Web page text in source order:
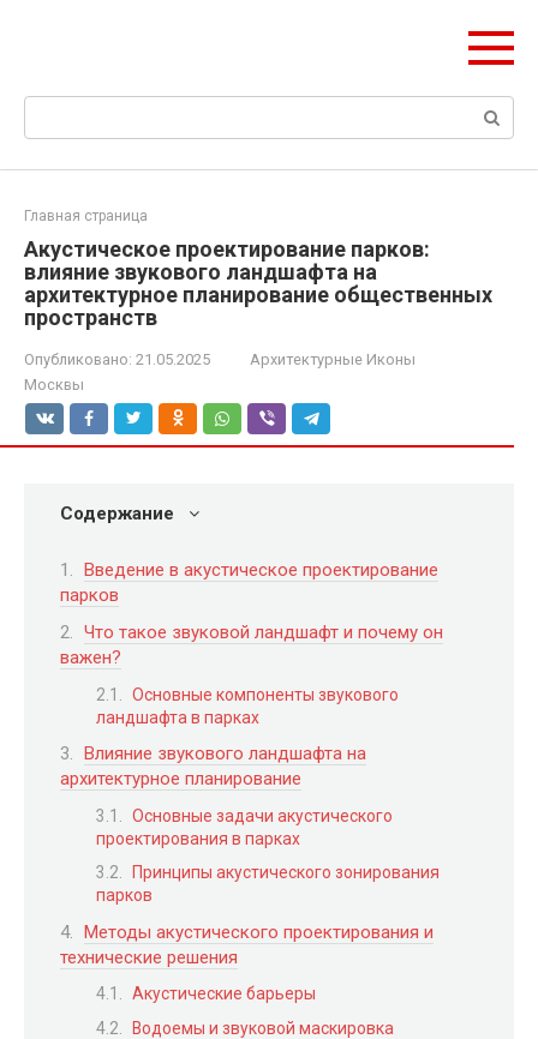
Поиск:
Главная страница
Акустическое проектирование парков:
влияние звукового ландшафта на
архитектурное планирование общественных
пространств
Опубликовано: 21.05.2025
Архитектурные Иконы
Москвы
Содержание
Введение в акустическое проектирование
парков
Что такое звуковой ландшафт и почему он
важен?
Основные компоненты звукового
ландшафта в парках
Влияние звукового ландшафта на
архитектурное планирование
Основные задачи акустического
проектирования в парках
Принципы акустического зонирования
парков
Методы акустического проектирования и
технические решения
Акустические барьеры
Водоемы и звуковой маскировка